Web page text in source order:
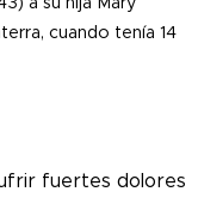
cuando tenía 14
fuertes dolores